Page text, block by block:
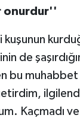
onurdur''
kuşunun
de
bu
Kaçmadı ve